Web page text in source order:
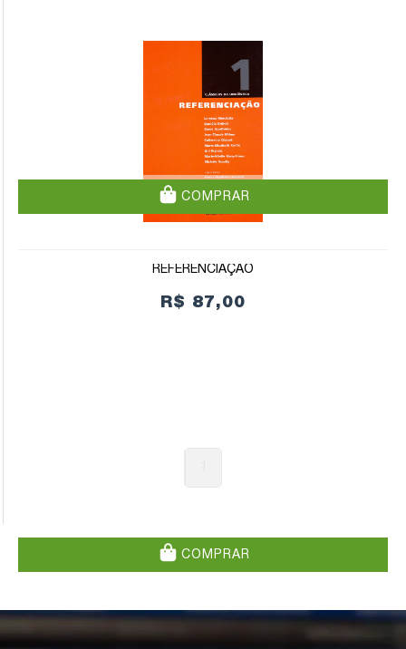
COMPRAR
REFERENCIAÇÃO
R$ 87,00
COMPRAR